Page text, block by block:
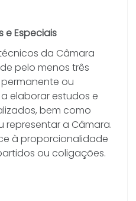
e Especiais
da Câmara
pelo menos três
ou
elaborar estudos e
bem como
representar a Câmara.
à proporcionalidade
ou coligações.